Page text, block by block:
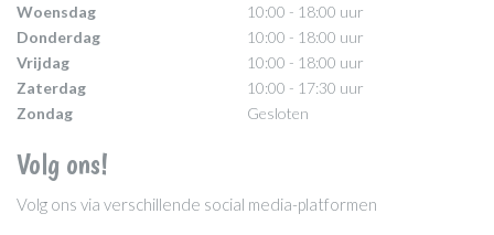
Woensdag
10:00 - 18:00 uur
Donderdag
10:00 - 18:00 uur
Vrijdag
10:00 - 18:00 uur
Zaterdag
10:00 - 17:30 uur
Zondag
Gesloten
Volg ons!
Volg ons via verschillende social media-platformen